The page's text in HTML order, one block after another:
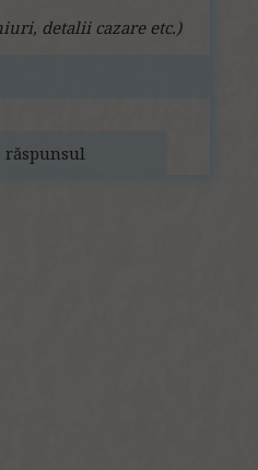
detalii cazare etc.)